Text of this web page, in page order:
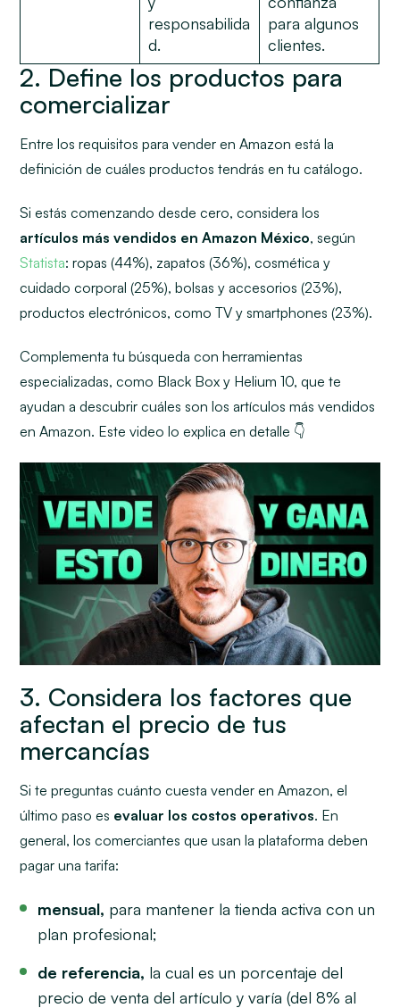
responsabilida
d.
para algunos
clientes.
2. Define los productos para
comercializar
Entre los requisitos para vender en Amazon está la
definición de cuáles productos tendrás en tu catálogo.
Si estás comenzando desde cero, considera los
artículos más vendidos en Amazon México, según
Statista: ropas (44%), zapatos (36%), cosmética y
cuidado corporal (25%), bolsas y accesorios (23%),
productos electrónicos, como TV y smartphones (23%).
Complementa tu búsqueda con herramientas
especializadas, como Black Box y Helium 10, que te
ayudan a descubrir cuáles son los artículos más vendidos
en Amazon. Este video lo explica en detalle 👇
3. Considera los factores que
afectan el precio de tus
mercancías
Si te preguntas cuánto cuesta vender en Amazon, el
último paso es evaluar los costos operativos. En
general, los comerciantes que usan la plataforma deben
pagar una tarifa:
mensual, para mantener la tienda activa con un
plan profesional;
de referencia, la cual es un porcentaje del
precio de venta del artículo y varía (del 8% al